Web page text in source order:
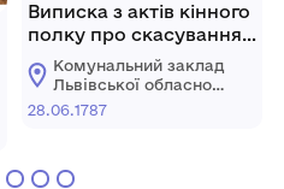
Виписка з актів кінного
полку про скасування
резолюції № 84 від 16
квітня 1787 р., про
надання допомоги
Комунальний заклад
Львівської обласної
ради "Львівський
28.06.1787